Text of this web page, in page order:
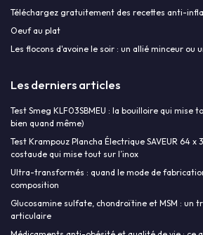
Téléchargez gratuitement des recettes anti-
Oeuf au plat
Les flocons d'avoine le soir : un allié minceur ou
Les derniers articles
Test Smeg KLF03SBMEU : la bouilloire qui mise
bien quand même)
Test Krampouz Plancha Électrique SAVEUR 64 x
costaude qui mise tout sur l’inox
Ultra-transformés : quand le mode de
composition
Glucosamine sulfate, chondroïtine et MSM : un
articulaire